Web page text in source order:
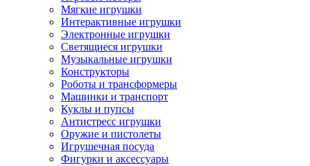
Мягкие игрушки
Интерактивные игрушки
Электронные игрушки
Светящиеся игрушки
Музыкальные игрушки
Конструкторы
Роботы и трансформеры
Машинки и транспорт
Куклы и пупсы
Антистресс игрушки
Оружие и пистолеты
Игрушечная посуда
Фигурки и аксессуары